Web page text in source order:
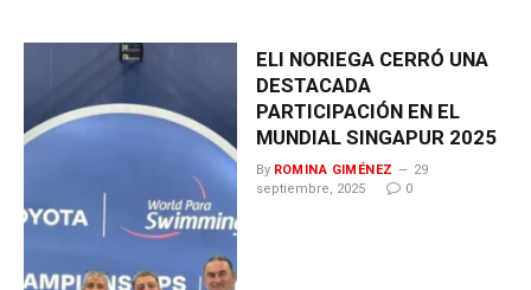
ELI NORIEGA CERRÓ UNA
DESTACADA
PARTICIPACIÓN EN EL
MUNDIAL SINGAPUR 2025
By ROMINA GIMÉNEZ
29
septiembre, 2025
0